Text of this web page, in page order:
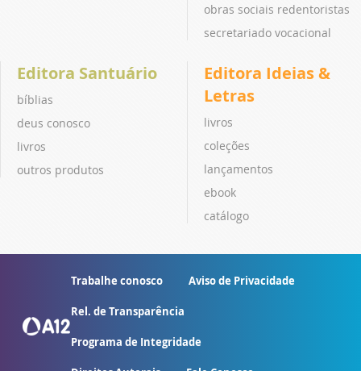
obras sociais redentoristas
secretariado vocacional
Editora Santuário
bíblias
deus conosco
livros
outros produtos
Editora Ideias &
Letras
livros
coleções
lançamentos
ebook
catálogo
Trabalhe conosco Aviso de Privacidade
Rel. de Transparência
Programa de Integridade